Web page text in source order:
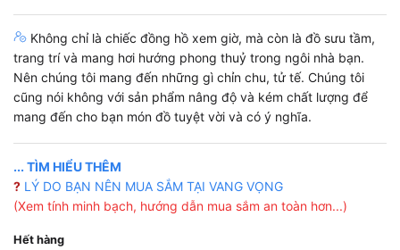
Không chỉ là chiếc đồng hồ xem giờ, mà còn là đồ sưu tầm,
trang trí và mang hơi hướng phong thuỷ trong ngôi nhà bạn.
Nên chúng tôi mang đến những gì chỉn chu, tử tế. Chúng tôi
cũng nói không với sản phẩm nâng độ và kém chất lượng để
mang đến cho bạn món đồ tuyệt vời và có ý nghĩa.
... TÌM HIỂU THÊM
? LÝ DO BẠN NÊN MUA SẮM TẠI VANG VỌNG
(Xem tính minh bạch, hướng dẫn mua sắm an toàn hơn...)
Hết hàng